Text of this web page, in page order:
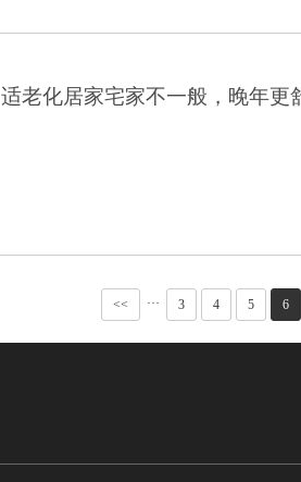
适老化居家️宅家不一般，晚年更
<< ··· 3 4 5 6